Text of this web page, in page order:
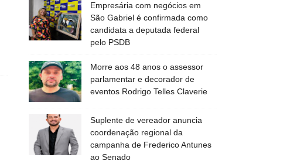
Empresária com negócios em
São Gabriel é confirmada como
candidata a deputada federal
pelo PSDB
Morre aos 48 anos o assessor
parlamentar e decorador de
eventos Rodrigo Telles Claverie
Suplente de vereador anuncia
coordenação regional da
campanha de Frederico Antunes
ao Senado